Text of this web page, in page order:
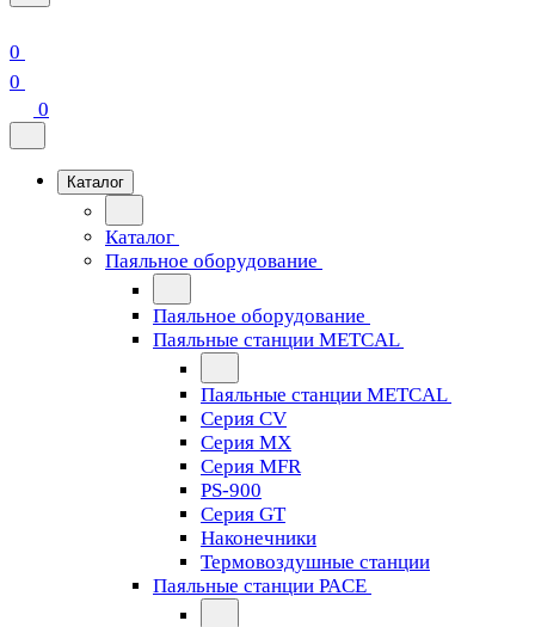
0
0
0
Каталог
Каталог
Паяльное оборудование
Паяльное оборудование
Паяльные станции METCAL
Паяльные станции METCAL
Серия CV
Серия MX
Серия MFR
PS-900
Серия GT
Наконечники
Термовоздушные станции
Паяльные станции PACE